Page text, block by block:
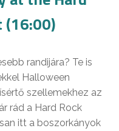
(16:00)
randijára? Te is
Halloween
szellemekhez az
rád a Hard Rock
itt a boszorkányok